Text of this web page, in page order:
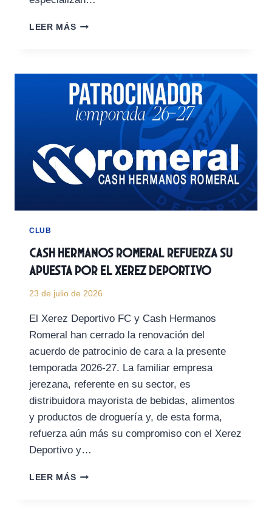
LEER MÁSBAR
SU
COMPROMISO
CON
EL
XEREZ
CLUB
Cash Hermanos Romeral refuerza su
apuesta por el Xerez Deportivo
23 de julio de 2026
El Xerez Deportivo FC y Cash Hermanos
Romeral han cerrado la renovación del
acuerdo de patrocinio de cara a la presente
temporada 2026-27. La familiar empresa
jerezana, referente en su sector, es
distribuidora mayorista de bebidas, alimentos
y productos de droguería y, de esta forma,
refuerza aún más su compromiso con el Xerez
Deportivo y…
LEER MÁSCASH